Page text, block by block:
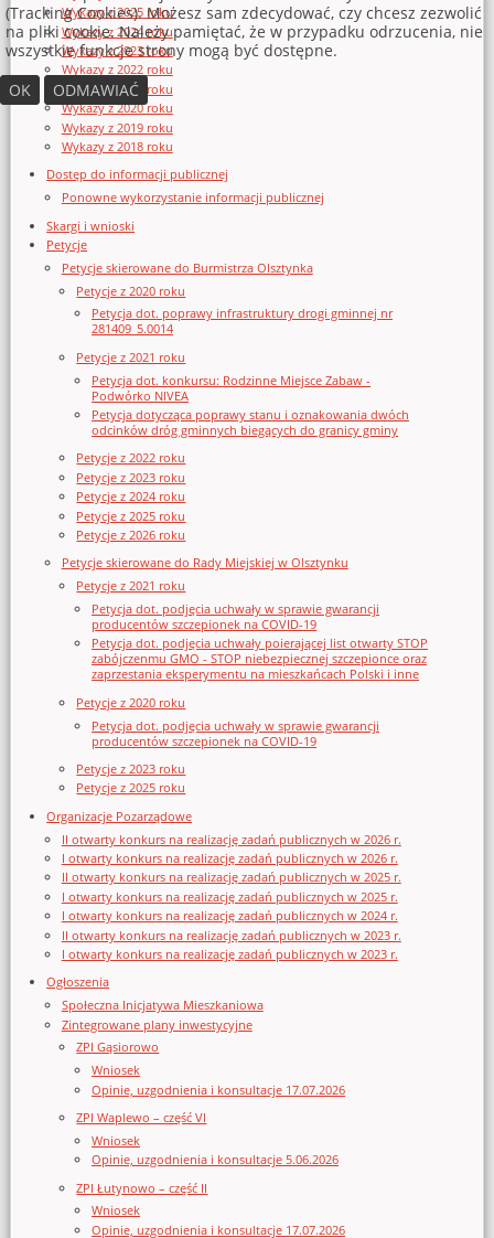
Wykazy z 2025 roku
Wykazy z 2024 roku
Wykazy z 2023 roku
Wykazy z 2022 roku
Wykazy z 2021 roku
Wykazy z 2020 roku
Wykazy z 2019 roku
Wykazy z 2018 roku
Dostęp do informacji publicznej
Ponowne wykorzystanie informacji publicznej
Skargi i wnioski
Petycje
Petycje skierowane do Burmistrza Olsztynka
Petycje z 2020 roku
Petycja dot. poprawy infrastruktury drogi gminnej nr
281409_5.0014
Petycje z 2021 roku
Petycja dot. konkursu: Rodzinne Miejsce Zabaw -
Podwórko NIVEA
Petycja dotycząca poprawy stanu i oznakowania dwóch
odcinków dróg gminnych biegących do granicy gminy
Petycje z 2022 roku
Petycje z 2023 roku
Petycje z 2024 roku
Petycje z 2025 roku
Petycje z 2026 roku
Petycje skierowane do Rady Miejskiej w Olsztynku
Petycje z 2021 roku
Petycja dot. podjęcia uchwały w sprawie gwarancji
producentów szczepionek na COVID-19
Petycja dot. podjęcia uchwały poierającej list otwarty STOP
zabójczenmu GMO - STOP niebezpiecznej szczepionce oraz
zaprzestania eksperymentu na mieszkańcach Polski i inne
Petycje z 2020 roku
Petycja dot. podjęcia uchwały w sprawie gwarancji
producentów szczepionek na COVID-19
Petycje z 2023 roku
Petycje z 2025 roku
Organizacje Pozarządowe
II otwarty konkurs na realizację zadań publicznych w 2026 r.
I otwarty konkurs na realizację zadań publicznych w 2026 r.
II otwarty konkurs na realizację zadań publicznych w 2025 r.
I otwarty konkurs na realizację zadań publicznych w 2025 r.
I otwarty konkurs na realizację zadań publicznych w 2024 r.
II otwarty konkurs na realizację zadań publicznych w 2023 r.
I otwarty konkurs na realizację zadań publicznych w 2023 r.
Ogłoszenia
Społeczna Inicjatywa Mieszkaniowa
Zintegrowane plany inwestycyjne
ZPI Gąsiorowo
Wniosek
Opinie, uzgodnienia i konsultacje 17.07.2026
ZPI Waplewo – część VI
Wniosek
Opinie, uzgodnienia i konsultacje 5.06.2026
ZPI Łutynowo – część II
Wniosek
Opinie, uzgodnienia i konsultacje 17.07.2026
(Tracking Cookies). Możesz sam zdecydować, czy chcesz zezwolić
na pliki cookie. Należy pamiętać, że w przypadku odrzucenia, nie
wszystkie funkcje strony mogą być dostępne.
OK
ODMAWIAĆ